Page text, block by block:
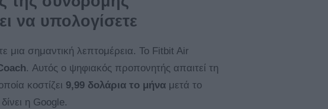
να υπολογίσετε
μια σημαντική λεπτομέρεια. Το Fitbit Air
. Αυτός ο ψηφιακός προπονητής απαιτεί τη
κοστίζει 9,99 δολάρια το μήνα μετά το
η Google.